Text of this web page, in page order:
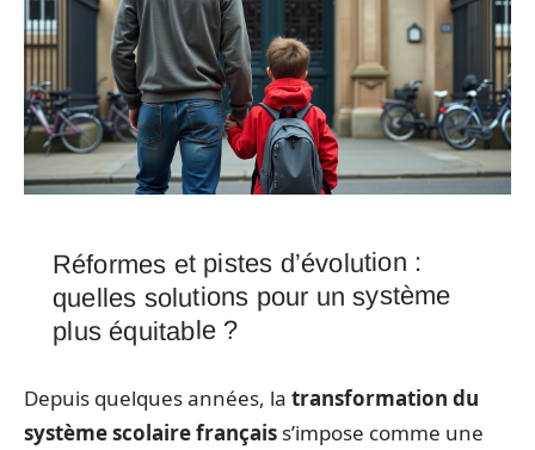
Réformes et pistes d’évolution :
quelles solutions pour un système
plus équitable ?
Depuis quelques années, la transformation du
système scolaire français s’impose comme une